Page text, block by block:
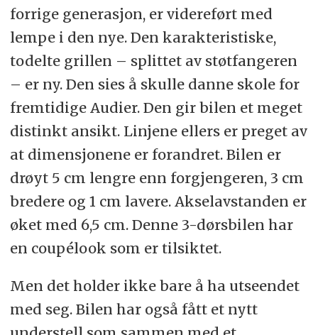
forrige generasjon, er videreført med
lempe i den nye. Den karakteristiske,
todelte grillen – splittet av støtfangeren
– er ny. Den sies å skulle danne skole for
fremtidige Audier. Den gir bilen et meget
distinkt ansikt. Linjene ellers er preget av
at dimensjonene er forandret. Bilen er
drøyt 5 cm lengre enn forgjengeren, 3 cm
bredere og 1 cm lavere. Akselavstanden er
øket med 6,5 cm. Denne 3-dørsbilen har
en coupélook som er tilsiktet.
Men det holder ikke bare å ha utseendet
med seg. Bilen har også fått et nytt